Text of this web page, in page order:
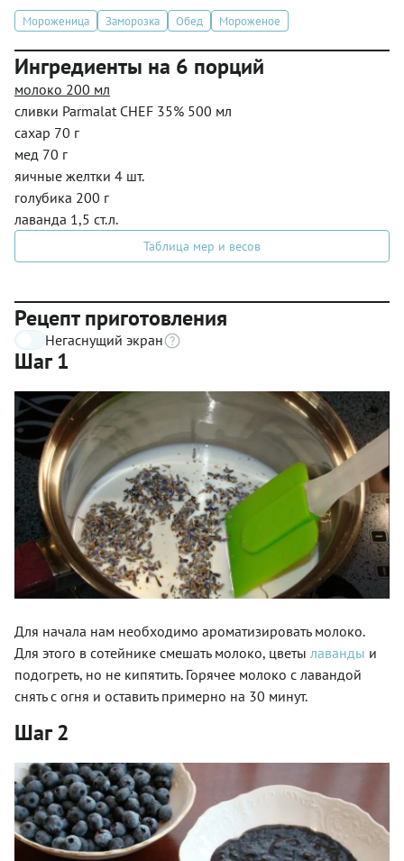
Мороженица Заморозка Обед Мороженое
Ингредиенты на 6 порций
молоко 200 мл
сливки Parmalat CHEF 35% 500 мл
сахар 70 г
мед 70 г
яичные желтки 4 шт.
голубика 200 г
лаванда 1,5 ст.л.
Таблица мер и весов
Рецепт приготовления
Негаснущий экран
Шаг 1
Для начала нам необходимо ароматизировать молоко.
Для этого в сотейнике смешать молоко, цветы лаванды и
подогреть, но не кипятить. Горячее молоко с лавандой
снять с огня и оставить примерно на 30 минут.
Шаг 2